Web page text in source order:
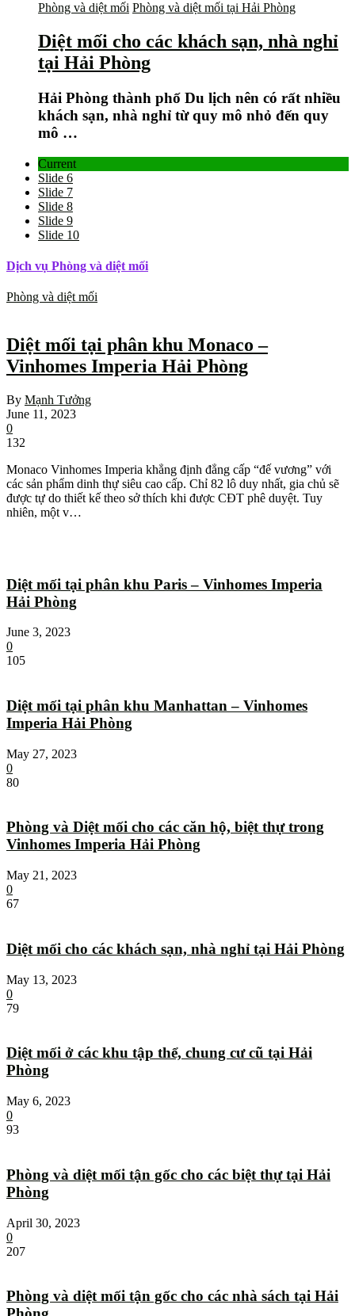
Phòng và diệt mối Phòng và diệt mối tại Hải Phòng
Diệt mối cho các khách sạn, nhà nghỉ
tại Hải Phòng
Hải Phòng thành phố Du lịch nên có rất nhiều
khách sạn, nhà nghỉ từ quy mô nhỏ đến quy
mô …
Current
Slide 6
Slide 7
Slide 8
Slide 9
Slide 10
Dịch vụ Phòng và diệt mối
Phòng và diệt mối
Diệt mối tại phân khu Monaco –
Vinhomes Imperia Hải Phòng
By Mạnh Tưởng
June 11, 2023
0
132
Monaco Vinhomes Imperia khẳng định đẳng cấp “đế vương” với
các sản phẩm dinh thự siêu cao cấp. Chỉ 82 lô duy nhất, gia chủ sẽ
được tự do thiết kế theo sở thích khi được CĐT phê duyệt. Tuy
nhiên, một v…
Diệt mối tại phân khu Paris – Vinhomes Imperia
Hải Phòng
June 3, 2023
0
105
Diệt mối tại phân khu Manhattan – Vinhomes
Imperia Hải Phòng
May 27, 2023
0
80
Phòng và Diệt mối cho các căn hộ, biệt thự trong
Vinhomes Imperia Hải Phòng
May 21, 2023
0
67
Diệt mối cho các khách sạn, nhà nghỉ tại Hải Phòng
May 13, 2023
0
79
Diệt mối ở các khu tập thể, chung cư cũ tại Hải
Phòng
May 6, 2023
0
93
Phòng và diệt mối tận gốc cho các biệt thự tại Hải
Phòng
April 30, 2023
0
207
Phòng và diệt mối tận gốc cho các nhà sách tại Hải